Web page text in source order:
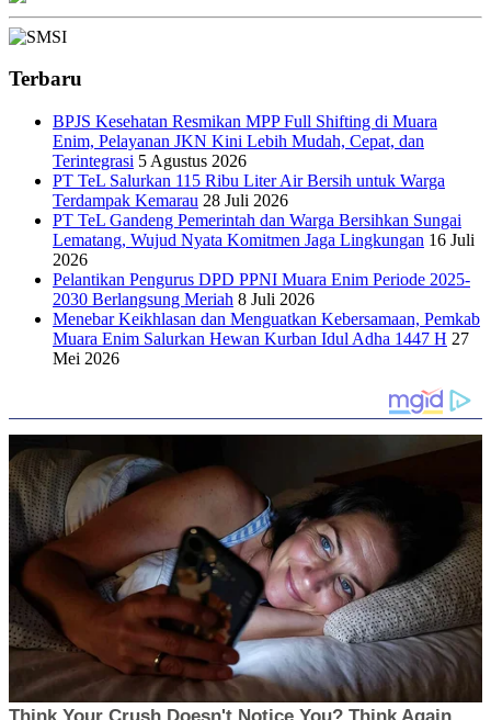
Terbaru
BPJS Kesehatan Resmikan MPP Full Shifting di Muara
Enim, Pelayanan JKN Kini Lebih Mudah, Cepat, dan
Terintegrasi 5 Agustus 2026
PT TeL Salurkan 115 Ribu Liter Air Bersih untuk Warga
Terdampak Kemarau 28 Juli 2026
PT TeL Gandeng Pemerintah dan Warga Bersihkan Sungai
Lematang, Wujud Nyata Komitmen Jaga Lingkungan 16 Juli
2026
Pelantikan Pengurus DPD PPNI Muara Enim Periode 2025-
2030 Berlangsung Meriah 8 Juli 2026
Menebar Keikhlasan dan Menguatkan Kebersamaan, Pemkab
Muara Enim Salurkan Hewan Kurban Idul Adha 1447 H 27
Mei 2026